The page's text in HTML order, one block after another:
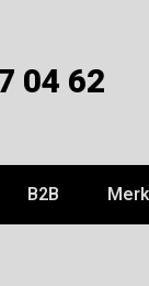
04 62
B2B